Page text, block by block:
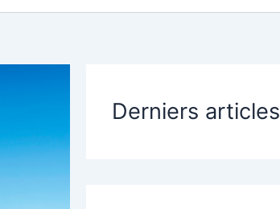
Derniers articles